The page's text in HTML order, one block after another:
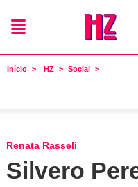
Início HZ Social
Renata Rasseli
Silvero